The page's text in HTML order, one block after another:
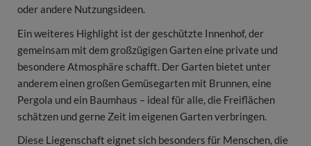
oder andere Nutzungsideen.
Ein weiteres Highlight ist der geschützte Innenhof, der
gemeinsam mit dem großzügigen Garten eine private und
besondere Atmosphäre schafft. Der Garten bietet unter
anderem einen großen Gemüsegarten mit Brunnen, eine
Pergola und ein Baumhaus – ideal für alle, die Freiflächen
schätzen und gerne Zeit im eigenen Garten verbringen.
Diese Liegenschaft eignet sich besonders für Menschen, die